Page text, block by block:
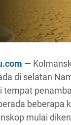
—
di selatan
tempat
beberapa
mulai